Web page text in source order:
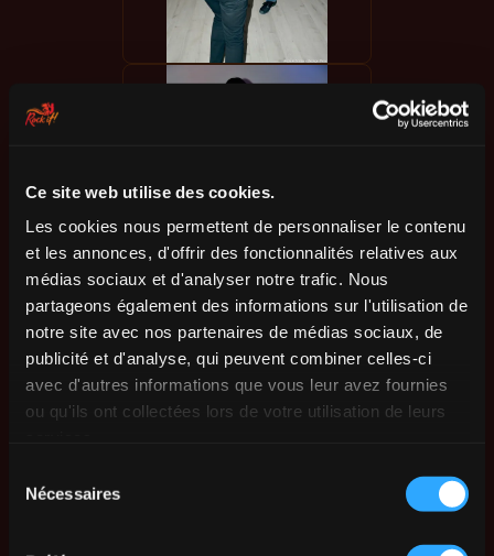
Ce site web utilise des cookies.
Les cookies nous permettent de personnaliser le contenu
et les annonces, d'offrir des fonctionnalités relatives aux
médias sociaux et d'analyser notre trafic. Nous
partageons également des informations sur l'utilisation de
notre site avec nos partenaires de médias sociaux, de
publicité et d'analyse, qui peuvent combiner celles-ci
avec d'autres informations que vous leur avez fournies
ou qu'ils ont collectées lors de votre utilisation de leurs
Nécessaires